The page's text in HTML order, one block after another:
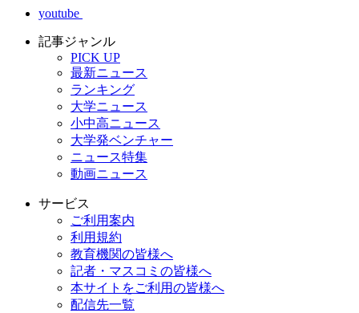
youtube
記事ジャンル
PICK UP
最新ニュース
ランキング
大学ニュース
小中高ニュース
大学発ベンチャー
ニュース特集
動画ニュース
サービス
ご利用案内
利用規約
教育機関の皆様へ
記者・マスコミの皆様へ
本サイトをご利用の皆様へ
配信先一覧